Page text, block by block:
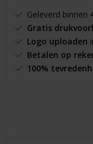
Geleverd binnen
Gratis
Logo uploaden
Betalen op
100%